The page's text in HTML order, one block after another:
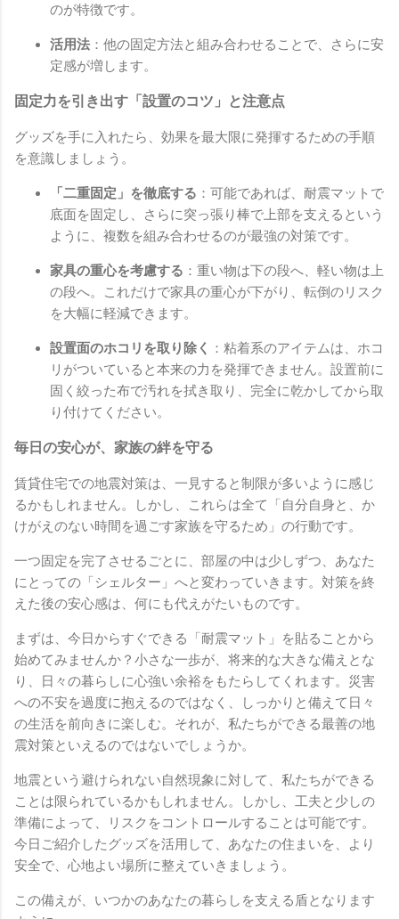
のが特徴です。
活用法 ：他の固定方法と組み合わせることで、さらに安
定感が増します。
固定力を引き出す「設置のコツ」と注意点
グッズを手に入れたら、効果を最大限に発揮するための手順
を意識しましょう。
「二重固定」を徹底する ：可能であれば、耐震マットで
底面を固定し、さらに突っ張り棒で上部を支えるという
ように、複数を組み合わせるのが最強の対策です。
家具の重心を考慮する ：重い物は下の段へ、軽い物は上
の段へ。これだけで家具の重心が下がり、転倒のリスク
を大幅に軽減できます。
設置面のホコリを取り除く ：粘着系のアイテムは、ホコ
リがついていると本来の力を発揮できません。設置前に
固く絞った布で汚れを拭き取り、完全に乾かしてから取
り付けてください。
毎日の安心が、家族の絆を守る
賃貸住宅での地震対策は、一見すると制限が多いように感じ
るかもしれません。しかし、これらは全て「自分自身と、か
けがえのない時間を過ごす家族を守るため」の行動です。
一つ固定を完了させるごとに、部屋の中は少しずつ、あなた
にとっての「シェルター」へと変わっていきます。対策を終
えた後の安心感は、何にも代えがたいものです。
まずは、今日からすぐできる「耐震マット」を貼ることから
始めてみませんか？小さな一歩が、将来的な大きな備えとな
り、日々の暮らしに心強い余裕をもたらしてくれます。災害
への不安を過度に抱えるのではなく、しっかりと備えて日々
の生活を前向きに楽しむ。それが、私たちができる最善の地
震対策といえるのではないでしょうか。
地震という避けられない自然現象に対して、私たちができる
ことは限られているかもしれません。しかし、工夫と少しの
準備によって、リスクをコントロールすることは可能です。
今日ご紹介したグッズを活用して、あなたの住まいを、より
安全で、心地よい場所に整えていきましょう。
この備えが、いつかのあなたの暮らしを支える盾となります